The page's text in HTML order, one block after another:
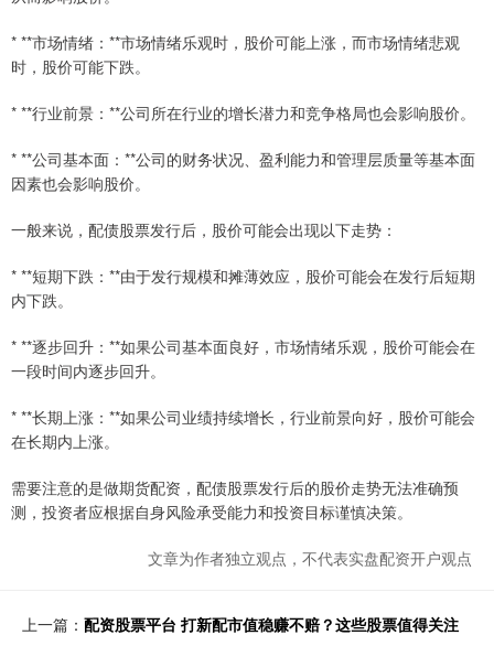
* **市场情绪：**市场情绪乐观时，股价可能上涨，而市场情绪悲观
时，股价可能下跌。
* **行业前景：**公司所在行业的增长潜力和竞争格局也会影响股价。
* **公司基本面：**公司的财务状况、盈利能力和管理层质量等基本面
因素也会影响股价。
一般来说，配债股票发行后，股价可能会出现以下走势：
* **短期下跌：**由于发行规模和摊薄效应，股价可能会在发行后短期
内下跌。
* **逐步回升：**如果公司基本面良好，市场情绪乐观，股价可能会在
一段时间内逐步回升。
* **长期上涨：**如果公司业绩持续增长，行业前景向好，股价可能会
在长期内上涨。
需要注意的是做期货配资，配债股票发行后的股价走势无法准确预
测，投资者应根据自身风险承受能力和投资目标谨慎决策。
文章为作者独立观点，不代表实盘配资开户观点
上一篇： 配资股票平台 打新配市值稳赚不赔？这些股票值得关注